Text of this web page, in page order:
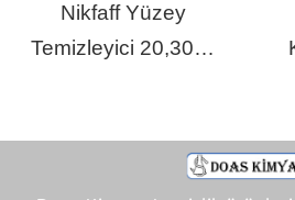
Nikfaff Yüzey
Temizleyici 20,30 Lt